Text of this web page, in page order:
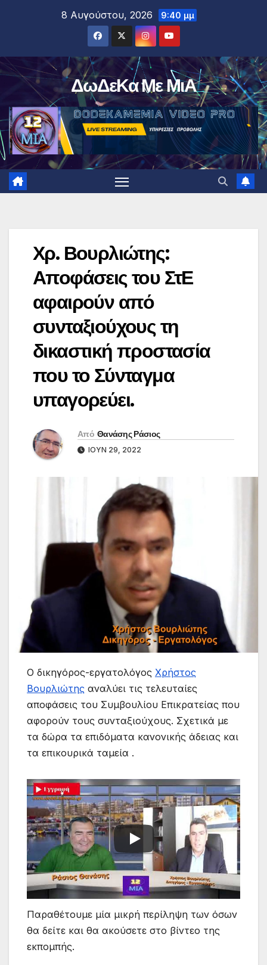
8 Αυγούστου, 2026 9:40 μμ
ΔωΔεΚα Με ΜιΑ
Χρ. Βουρλιώτης:
Αποφάσεις του ΣτΕ
αφαιρούν από
συνταξιούχους τη
δικαστική προστασία
που το Σύνταγμα
υπαγορεύει.
Από Θανάσης Ράσιος
ΙΟΎΝ 29, 2022
Ο δικηγόρος-εργατολόγος Χρήστος
Βουρλιώτης αναλύει τις τελευταίες
αποφάσεις του Συμβουλίου Επικρατείας που
αφορούν τους συνταξιούχους. Σχετικά με
τα δώρα τα επιδόματα κανονικής άδειας και
τα επικουρικά ταμεία .
Παραθέτουμε μία μικρή περίληψη των όσων
θα δείτε και θα ακούσετε στο βίντεο της
εκπομπής.